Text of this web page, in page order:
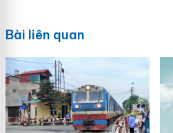
Bài liên quan